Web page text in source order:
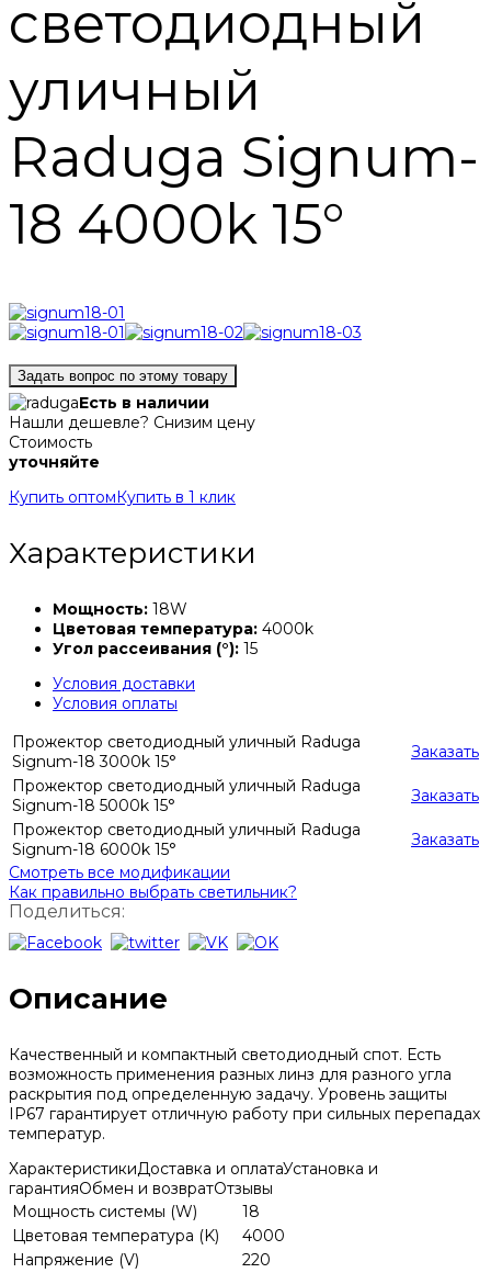
светодиодный
уличный
Raduga Signum-
18 4000k 15°
Задать вопрос по этому товару
Есть в наличии
Нашли дешевле? Снизим цену
Стоимость
уточняйте
Купить оптом Купить в 1 клик
Характеристики
Мощность: 18W
Цветовая температура: 4000k
Угол рассеивания (°): 15
Условия доставки
Условия оплаты
Прожектор светодиодный уличный Raduga
Signum-18 3000k 15°
Заказать
Прожектор светодиодный уличный Raduga
Signum-18 5000k 15°
Заказать
Прожектор светодиодный уличный Raduga
Signum-18 6000k 15°
Заказать
Смотреть все модификации
Как правильно выбрать светильник?
Поделиться:
Описание
Качественный и компактный светодиодный спот. Есть
возможность применения разных линз для разного угла
раскрытия под определенную задачу. Уровень защиты
IP67 гарантирует отличную работу при сильных перепадах
температур.
ХарактеристикиДоставка и оплатаУстановка и
гарантияОбмен и возвратОтзывы
Мощность системы (W)
18
Цветовая температура (K)
4000
Напряжение (V)
220